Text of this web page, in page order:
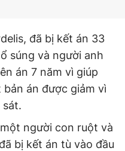
đã bị kết án 33
súng và người anh
án 7 năm vì giúp
án được giảm vì
sát.
người con ruột và
bị kết án tù vào đầu